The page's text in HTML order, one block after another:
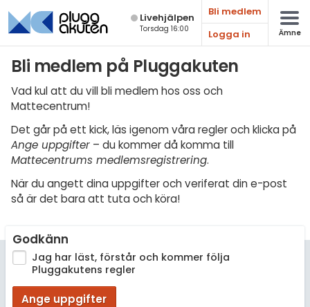
Live­hjälpen
Torsdag 16:00
Bli medlem
Logga in
Ämne
Bli medlem på Pluggakuten
Vad kul att du vill bli medlem hos oss och
Mattecentrum!
Det går på ett kick, läs igenom våra regler och klicka på
Ange uppgifter – du kommer då komma till
Mattecentrums medlemsregistrering.
När du angett dina uppgifter och veriferat din e-post
så är det bara att tuta och köra!
Godkänn
Jag har läst, förstår och kommer följa
Pluggakutens regler
Ange uppgifter
Matematik
Fysik
Biologi
Teknik & Bygg
Programmering
Engelska